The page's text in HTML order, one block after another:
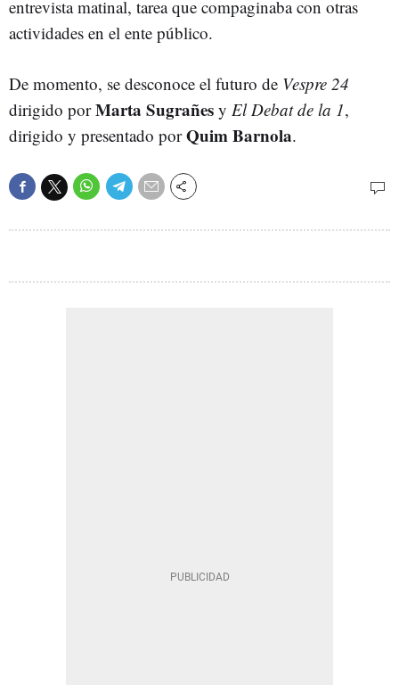
entrevista matinal, tarea que compaginaba con otras
actividades en el ente público.
De momento, se desconoce el futuro de Vespre 24
dirigido porMarta Sugrañes y El Debat de la 1,
dirigido y presentado porQuim Barnola.